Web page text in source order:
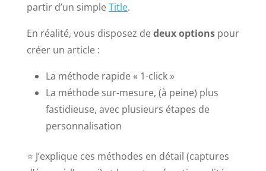
partir d’un simpleTitle.
En réalité, vous disposez dedeux optionspour
créer un article :
La méthode rapide « 1-click »
La méthode sur-mesure, (à peine) plus
fastidieuse, avec plusieurs étapes de
personnalisation
⭐ J’explique ces méthodes en détail (captures